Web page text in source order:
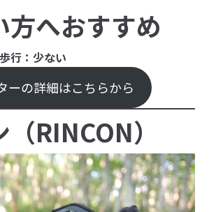
方へおすすめ
：少ない
ーの詳細はこちらから
RINCON）